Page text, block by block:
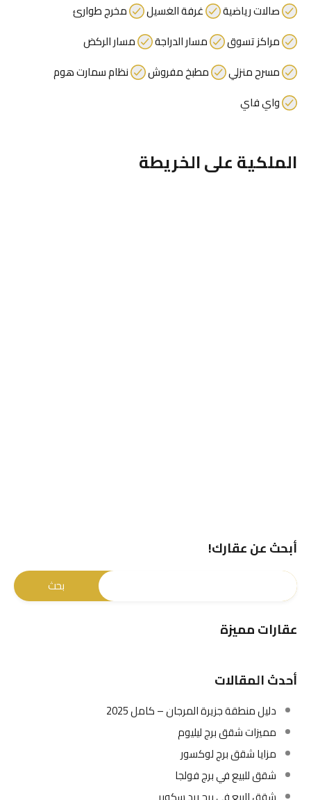
صالات رياضية
غرفة الغسيل
مخرج طوارئ
مراكز تسوق
مسار الدراجة
مسار الركض
مسرح منزلي
مطبخ مفروش
نظام سمارت هوم
واي فاي
الملكية على الخريطة
أبحث عن عقارك!
عقارات مميزة
أحدث المقالات
دليل منطقة جزيرة المرجان – كامل 2025
مميزات شقق برج ليليوم
مزايا شقق برج لوكسور
شقق للبيع في برج فولجا